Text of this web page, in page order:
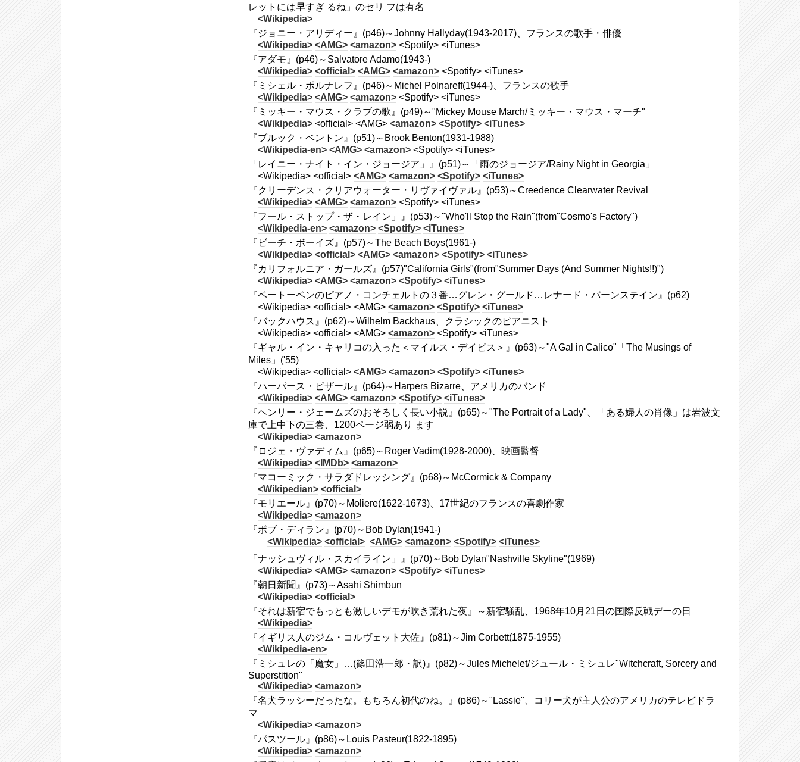
レットには早すぎ るね」のセリ フは有名
<Wikipedia>
『ジョニー・アリディー』(p46)～Johnny Hallyday(1943-2017)、フランスの歌手・俳優
<Wikipedia> <AMG> <amazon> <Spotify> <iTunes>
『アダモ』(p46)～Salvatore Adamo(1943-)
<Wikipedia> <official> <AMG> <amazon> <Spotify> <iTunes>
『ミシェル・ポルナレフ』(p46)～Michel Polnareff(1944-)、フランスの歌手
<Wikipedia> <AMG> <amazon> <Spotify> <iTunes>
『ミッキー・マウス・クラブの歌』(p49)～"Mickey Mouse March/ミッキー・マウス・マーチ"
<Wikipedia> <official> <AMG> <amazon> <Spotify> <iTunes>
『ブルック・ベントン』(p51)～Brook Benton(1931-1988)
<Wikipedia-en> <AMG> <amazon> <Spotify> <iTunes>
「レイニー・ナイト・イン・ジョージア」』(p51)～「雨のジョージア/Rainy Night in Georgia」
<Wikipedia> <official> <AMG> <amazon> <Spotify> <iTunes>
『クリーデンス・クリアウォーター・リヴァイヴァル』(p53)～Creedence Clearwater Revival
<Wikipedia> <AMG> <amazon> <Spotify> <iTunes>
「フール・ストップ・ザ・レイン」』(p53)～"Who'll Stop the Rain"(from"Cosmo's Factory")
<Wikipedia-en> <amazon> <Spotify> <iTunes>
『ビーチ・ボーイズ』(p57)～The Beach Boys(1961-)
<Wikipedia> <official> <AMG> <amazon> <Spotify> <iTunes>
『カリフォルニア・ガールズ』(p57)"California Girls"(from"Summer Days (And Summer Nights!!)")
<Wikipedia> <AMG> <amazon> <Spotify> <iTunes>
『ベートーベンのピアノ・コンチェルトの３番…グレン・グールド…レナード・バーンステイン』(p62)
<Wikipedia> <official> <AMG> <amazon> <Spotify> <iTunes>
『バックハウス』(p62)～Wilhelm Backhaus、クラシックのピアニスト
<Wikipedia> <official> <AMG> <amazon> <Spotify> <iTunes>
『ギャル・イン・キャリコの入った＜マイルス・デイビス＞』(p63)～"A Gal in Calico"「The Musings of
Miles」('55)
<Wikipedia> <official> <AMG> <amazon> <Spotify> <iTunes>
『ハーパース・ビザール』(p64)～Harpers Bizarre、アメリカのバンド
<Wikipedia> <AMG> <amazon> <Spotify> <iTunes>
『ヘンリー・ジェームズのおそろしく長い小説』(p65)～"The Portrait of a Lady"、「ある婦人の肖像」は岩波文
庫で上中下の三巻、1200ページ弱あり ます
<Wikipedia> <amazon>
『ロジェ・ヴァディム』(p65)～Roger Vadim(1928-2000)、映画監督
<Wikipedia> <IMDb> <amazon>
『マコーミック・サラダドレッシング』(p68)～McCormick & Company
<Wikipedian> <official>
『モリエール』(p70)～Moliere(1622-1673)、17世紀のフランスの喜劇作家
<Wikipedia> <amazon>
『ボブ・ディラン』(p70)～Bob Dylan(1941-)
<Wikipedia> <official> <AMG> <amazon> <Spotify> <iTunes>
「ナッシュヴィル・スカイライン」』(p70)～Bob Dylan"Nashville Skyline"(1969)
<Wikipedia> <AMG> <amazon> <Spotify> <iTunes>
『朝日新聞』(p73)～Asahi Shimbun
<Wikipedia> <official>
『それは新宿でもっとも激しいデモが吹き荒れた夜』～新宿騒乱、1968年10月21日の国際反戦デーの日
<Wikipedia>
『イギリス人のジム・コルヴェット大佐』(p81)～Jim Corbett(1875-1955)
<Wikipedia-en>
『ミシュレの「魔女」…(篠田浩一郎・訳)』(p82)～Jules Michelet/ジュール・ミシュレ"Witchcraft, Sorcery and
Superstition"
<Wikipedia> <amazon>
『名犬ラッシーだったな。もちろん初代のね。』(p86)～"Lassie"、コリー犬が主人公のアメリカのテレビドラ
マ
<Wikipedia> <amazon>
『パスツール』(p86)～Louis Pasteur(1822-1895)
<Wikipedia> <amazon>